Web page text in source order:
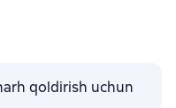
qoldirish uchun